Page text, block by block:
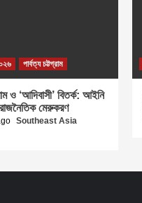
পার্বত্য চট্টগ্রাম
ও ‘আদিবাসী’ বিতর্ক: আইনি
মেরুকরণ
Southeast Asia